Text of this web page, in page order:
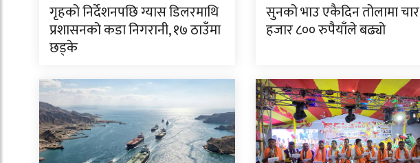
गृहको निर्देशनपछि ग्यास डिलरमाथि
प्रशासनको कडा निगरानी, १७ ठाउँमा
छड्के
सुनको भाउ एकैदिन तोलामा चार
हजार ८०० रुपैयाँले बढ्यो